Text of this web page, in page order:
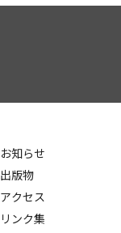
お知らせ
出版物
アクセス
リンク集